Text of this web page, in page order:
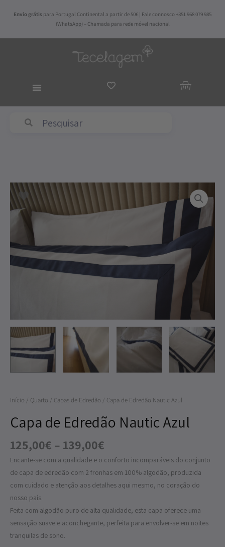
Envio grátis para Portugal Continental a partir de 50€ | Fale connosco +351 968 079 985
(WhatsApp) – Chamada para rede móvel nacional
AO
Início / Quarto / Capas de Edredão / Capa de Edredão Nautic Azul
Capa de Edredão Nautic Azul
125,00€ – 139,00€
Price
range:
125,00€
Encante-se com a qualidade e o conforto incomparáveis do conjunto
de capa de edredão com 2 fronhas em 100% algodão, produzida
com cuidado e atenção aos detalhes aqui mesmo, no coração do
nosso país.
Feita com algodão puro de alta qualidade, esta capa oferece uma
sensação suave e aconchegante, perfeita para envolver-se em noites
tranquilas de sono.
Quantidade
de
Capa
Edredão
Nautic
Azul